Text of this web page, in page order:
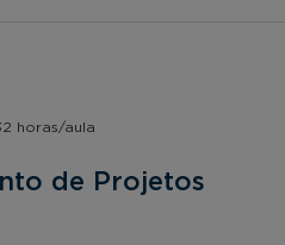
horas/aula
de Projetos